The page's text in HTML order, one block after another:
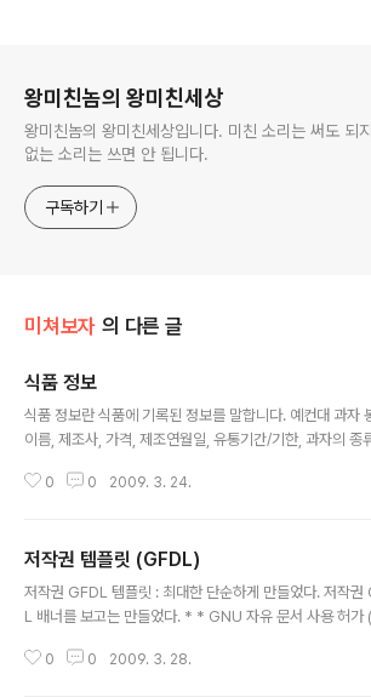
왕미친놈의 왕미친세상
왕미친놈의 왕미친세상입니다. 미친 소리는 써도 되
없는 소리는 쓰면 안 됩니다.
구독하기
미쳐보자 의 다른 글
식품 정보
식품 정보란 식품에 기록된 정보를 말합니다. 예컨대 과자
이름, 제조사, 가격, 제조연월일, 유통기간/기한, 과자의 종
맛 캔디의 경우 10년 전에도 1천 원이고, 20년 전에도 1천
데이터베이스로 만들면 어떨까?"라는 생각이 들더군요. 황
큼 미쳐보자에 잘 어울리는 내용이었습니다. 장점 가격을
과거의 가격과 오늘날의 가격을 단순 비교할 수 있습니다.
0 0 2009. 3. 24.
저작권 템플릿 (GFDL)
저작권 GFDL 템플릿 : 최대한 단순하게 만들었다. 저작
L 배너를 보고는 만들었다. * * GNU 자유 문서 사용 허가
변경과 배포가 자유로우며, 변경한 저작물도 GFDL #.#판
0 0 2009. 3. 28.